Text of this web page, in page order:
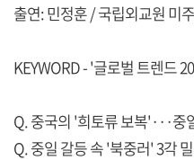
출연: 민정훈 / 국립외교원 미
KEYWORD - '글로벌 트렌드
Q. 중국의 '희토류 보복'···중
Q. 중일 갈등 속 '북중러' 3각